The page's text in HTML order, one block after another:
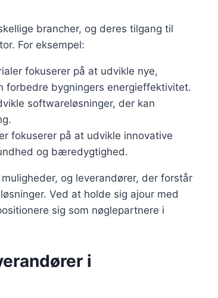
brancher, og deres tilgang til
For eksempel:
fokuserer på at udvikle nye,
forbedre bygningers energieffektivitet.
softwareløsninger, der kan
fokuserer på at udvikle innovative
og bæredygtighed.
og leverandører, der forstår
Ved at holde sig ajour med
sig som nøglepartnere i
i